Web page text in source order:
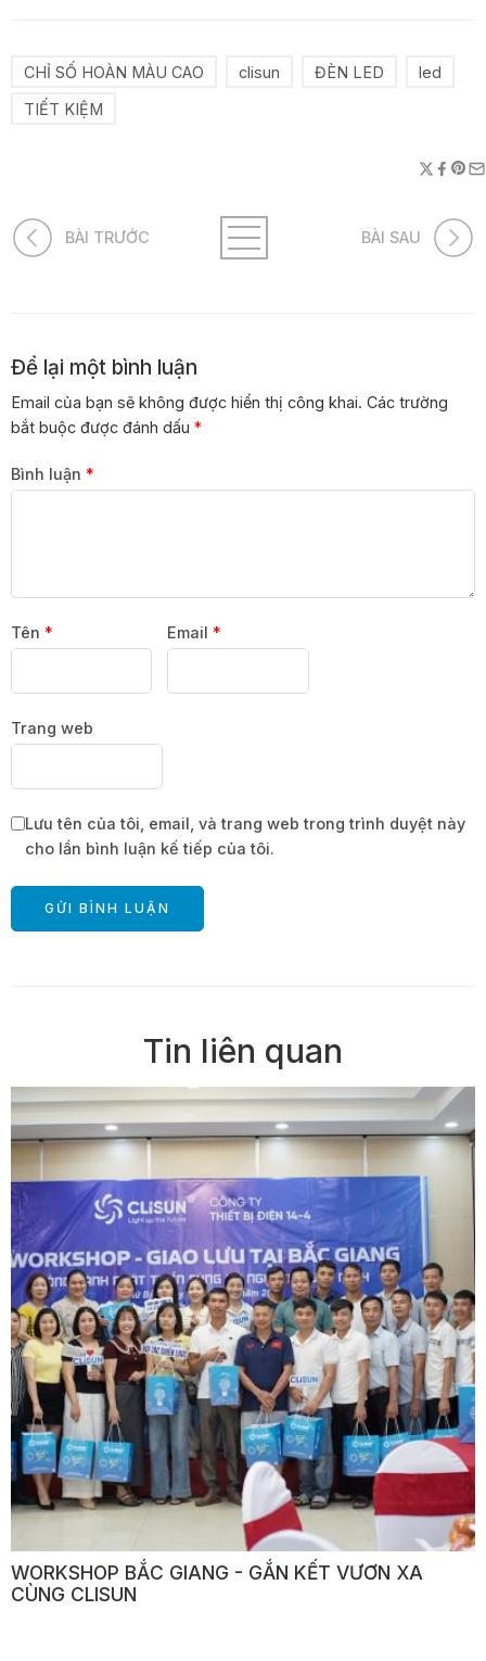
CHỈ SỐ HOÀN MÀU CAO clisun ĐÈN LED
led
TIẾT KIỆM
BÀI TRƯỚC BÀI SAU
Để lại một bình luận
Email của bạn sẽ không được hiển thị công khai. Các trường
bắt buộc được đánh dấu *
Bình luận *
Tên * Email*
Trang web
Lưu tên của tôi, email, và trang web trong trình duyệt này
cho lần bình luận kế tiếp của tôi.
Tin liên quan
WORKSHOP BẮC GIANG - GẮN KẾT VƯƠN XA
CÙNG CLISUN